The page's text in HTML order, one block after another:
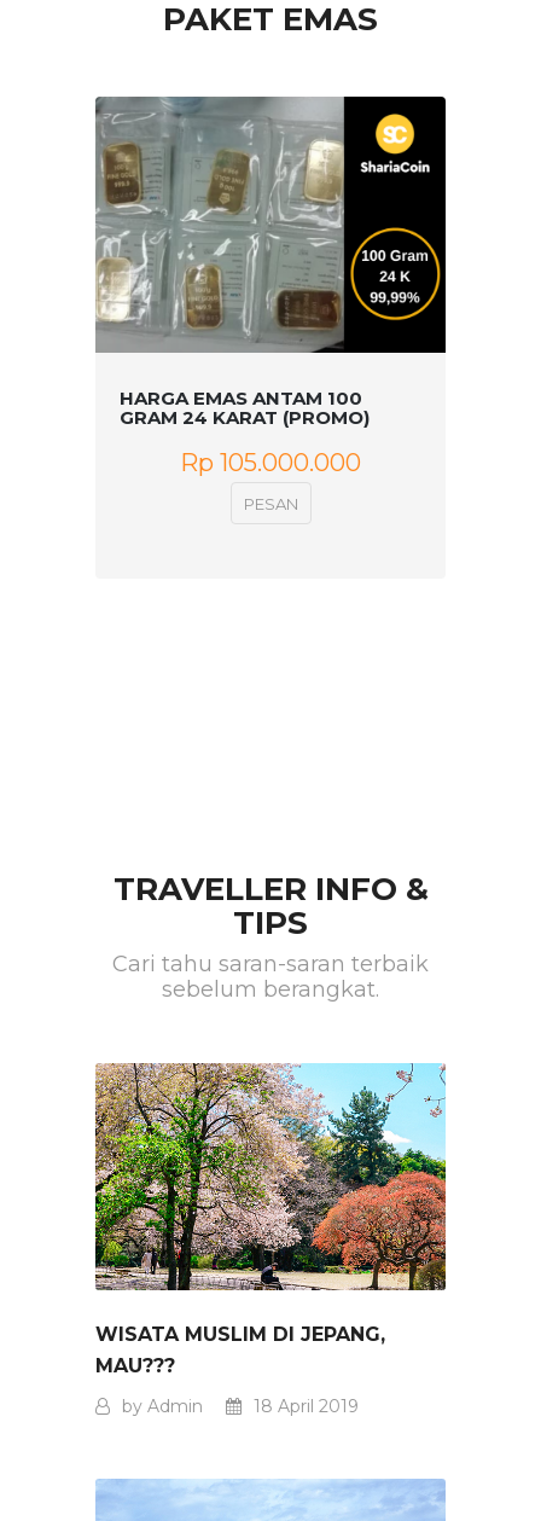
PAKET EMAS
HARGA EMAS ANTAM 100
GRAM 24 KARAT (PROMO)
Rp 105.000.000
PESAN
TRAVELLER INFO &
TIPS
Cari tahu saran-saran terbaik
sebelum berangkat.
WISATA MUSLIM DI JEPANG,
MAU???
by Admin 18 April 2019